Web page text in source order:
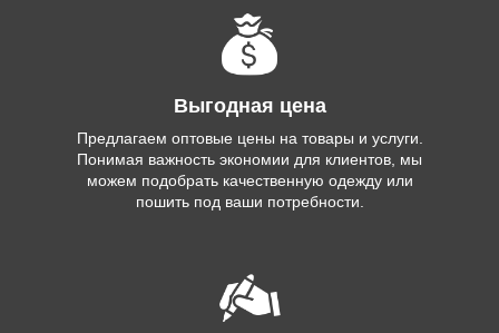
Выгодная цена
Предлагаем оптовые цены на товары и услуги.
Понимая важность экономии для клиентов, мы
можем подобрать качественную одежду или
пошить под ваши потребности.